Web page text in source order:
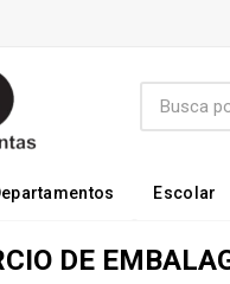
Escolar
DE